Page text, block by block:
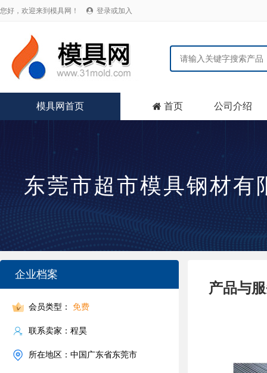
您好，欢迎来到模具网！  登录或加入
模具网首页  首页 公司介绍
东莞市超市模具钢材有
企业档案
会员类型： 免费
联系卖家：程昊
所在地区：中国广东省东莞市
产品与